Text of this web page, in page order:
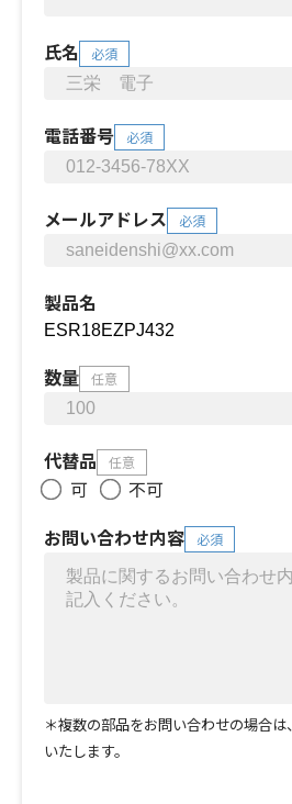
氏名 必須
電話番号 必須
メールアドレス 必須
製品名
数量 任意
代替品 任意
可
不可
お問い合わせ内容
必須
＊複数の部品をお問い合わせの場合
いたします。